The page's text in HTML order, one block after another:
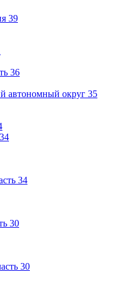
39
36
автономный округ 35
34
34
30
30